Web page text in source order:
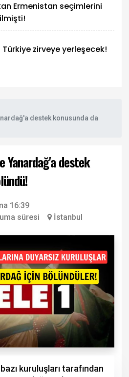
Ermenistan seçimlerini
Türkiye zirveye yerleşecek!
destek konusunda da
Yanardağ'a destek
16:39
süresi İstanbul
kuruluşları tarafından